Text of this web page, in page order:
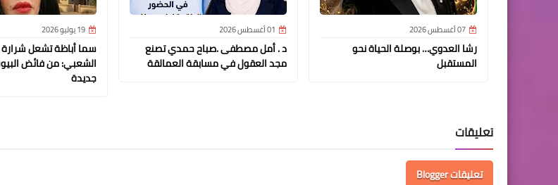
07 أغسطس 2026
رشا العدوي… بوصلة الحياة نحو
المستقبل
01 أغسطس 2026
د . أمل مصطفى .صباح حمدي تصنع
مجد العقول في مسابقة العمالقة
19 يوليو 2026
سما أباظة تشعل شرارة
الشعبي: من فائض
جديدة
تعليقات
تعليقات Blogger
Elshamy
11 نوفمبر 2025